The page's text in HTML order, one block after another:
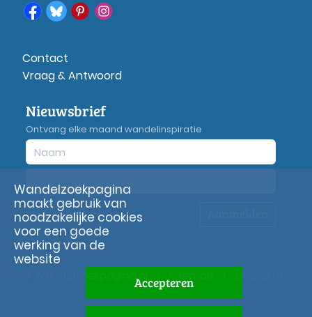
Contact
Vraag & Antwoord
Nieuwsbrief
Ontvang elke maand wandelinspiratie
Privacyverklaring
© Wandelzoekpagina.nl
Wandelzoekpagina
maakt gebruik van
noodzakelijke cookies
voor een goede
werking van de
website
Accepteren